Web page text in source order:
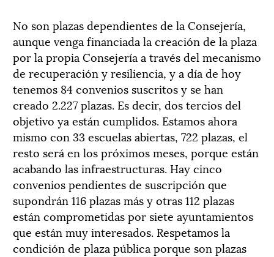
No son plazas dependientes de la Consejería,
aunque venga financiada la creación de la plaza
por la propia Consejería a través del mecanismo
de recuperación y resiliencia, y a día de hoy
tenemos 84 convenios suscritos y se han
creado 2.227 plazas. Es decir, dos tercios del
objetivo ya están cumplidos. Estamos ahora
mismo con 33 escuelas abiertas, 722 plazas, el
resto será en los próximos meses, porque están
acabando las infraestructuras. Hay cinco
convenios pendientes de suscripción que
supondrán 116 plazas más y otras 112 plazas
están comprometidas por siete ayuntamientos
que están muy interesados. Respetamos la
condición de plaza pública porque son plazas